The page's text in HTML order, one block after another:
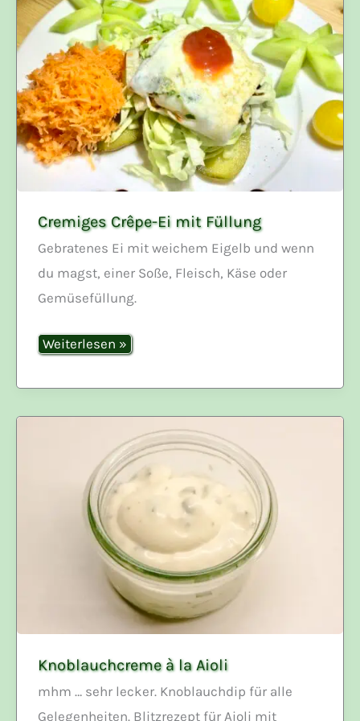
Cremiges Crêpe-Ei mit Füllung
Gebratenes Ei mit weichem Eigelb und wenn
du magst, einer Soße, Fleisch, Käse oder
Gemüsefüllung.
Cremiges
Crêpe-
Füllung
Weiterlesen »
Knoblauchcreme à la Aioli
mhm … sehr lecker. Knoblauchdip für alle
Gelegenheiten. Blitzrezept für Aioli mit